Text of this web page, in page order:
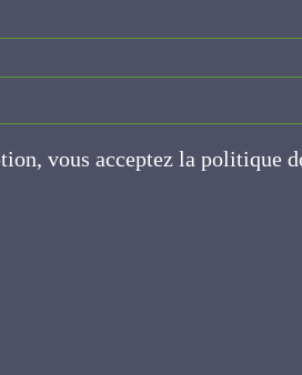
vous acceptez la politique